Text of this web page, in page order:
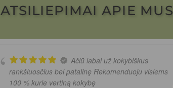
ATSILIEPIMAI APIE MUS
Ačiū labai už kokybiškus
rankšluosčius bei patalinę Rekomenduoju visiems
100 % kurie vertiną kokybę